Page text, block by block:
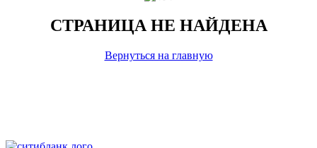
СТРАНИЦА НЕ НАЙДЕНА
Вернуться на главную